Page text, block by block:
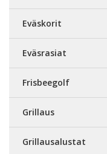
Eväskorit
Eväsrasiat
Frisbeegolf
Grillaus
Grillausalustat